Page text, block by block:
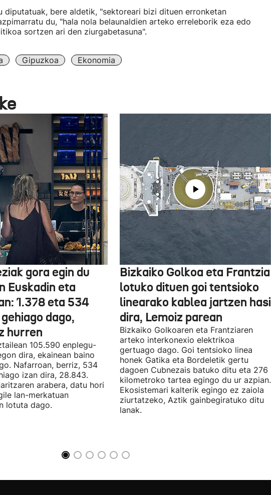
diputatuak, bere aldetik, "sektoreari bizi dituen erronketan
du, "hala nola belaunaldien arteko erreleborik eza edo
sortzen ari den ziurgabetasuna".
Gipuzkoa Ekonomia
gora egin du
Euskadin eta
1.378 eta 534
dago,
hurren
105.590 enplegu-
dira, ekainean baino
Nafarroan, berriz, 534
izan dira, 28.843.
arabera, datu hori
lan-merkatuan
lotuta dago.
Bizkaiko Golkoa eta Frantzia
lotuko dituen goi tentsioko
linearako kablea jartzen hasi
dira, Lemoiz parean
Bizkaiko Golkoaren eta Frantziaren
arteko interkonexio elektrikoa
gertuago dago. Goi tentsioko linea
honek Gatika eta Bordeletik gertu
dagoen Cubnezais batuko ditu eta 276
kilometroko tartea egingo du ur azpian.
Ekosistemari kalterik egingo ez zaiola
ziurtatzeko, Aztik gainbegiratuko ditu
lanak.